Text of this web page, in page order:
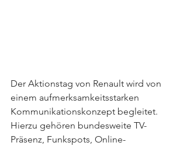
Der Aktionstag von Renault wird von
einem aufmerksamkeitsstarken
Kommunikationskonzept begleitet.
Hierzu gehören bundesweite TV-
Präsenz, Funkspots, Online-